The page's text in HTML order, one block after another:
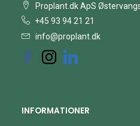
Proplant.dk ApS
+45 93 94 21 21
info@proplant.dk
INFORMATIONER